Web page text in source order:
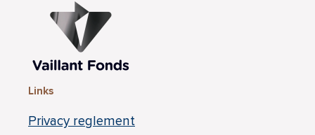
Links
Privacy reglement